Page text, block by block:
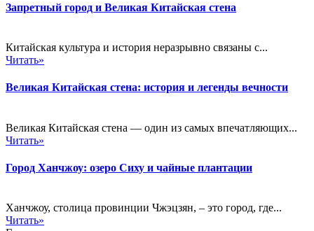
Запретный город и Великая Китайская стена
Китайская культура и история неразрывно связаны с...
Читать»
Великая Китайская стена: история и легенды вечности
Великая Китайская стена — один из самых впечатляющих...
Читать»
Город Ханчжоу: озеро Сиху и чайные плантации
Ханчжоу, столица провинции Чжэцзян, – это город, где...
Читать»